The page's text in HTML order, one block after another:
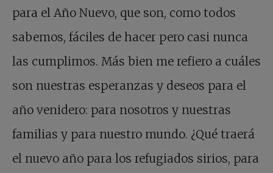
para el Año Nuevo, que son, como todos
sabemos, fáciles de hacer pero casi nunca
las cumplimos. Más bien me refiero a cuáles
son nuestras esperanzas y deseos para el
año venidero: para nosotros y nuestras
familias y para nuestro mundo. ¿Qué traerá
el nuevo año para los refugiados sirios, para